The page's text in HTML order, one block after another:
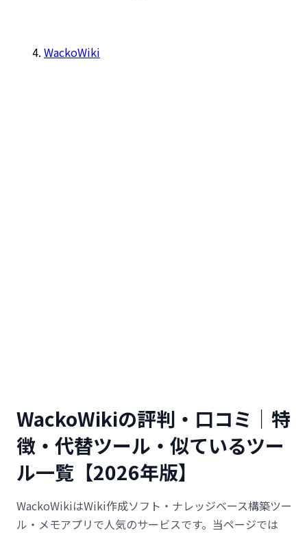
WackoWiki
WackoWikiの評判・口コミ｜特
徴・代替ツール・似ているツー
ル一覧【2026年版】
WackoWikiはWiki作成ソフト・ナレッジベース構築ツー
ル・メモアプリで人気のサービスです。当ページでは